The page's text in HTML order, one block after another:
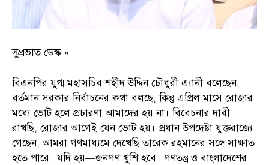
সুপ্রভাত ডেস্ক »
বিএনপির যুগ্ম মহাসচিব শহীদ উদ্দিন চৌধুরী এ্যানী বলেছেন,
বর্তমান সরকার নির্বাচনের কথা বলছে, কিন্তু এপ্রিল মাসে রোজার
মধ্যে ভোট হলে প্রচারণা আমাদের হয় না। বিবেচনার দাবী
রাখছি, রোজার আগেই যেন ভোট হয়। প্রধান উপদেষ্টা যুক্তরাজ্যে
গেছেন, আমরা গণমাধ্যমে দেখেছি তারেক রহমানের সঙ্গে সাক্ষাত
হতে পারে। যদি হয়—জনগণ খুশি হবে। গণতন্ত্র ও বাংলাদেশের